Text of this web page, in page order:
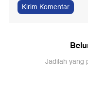
Kirim Komentar
Jadilah yang